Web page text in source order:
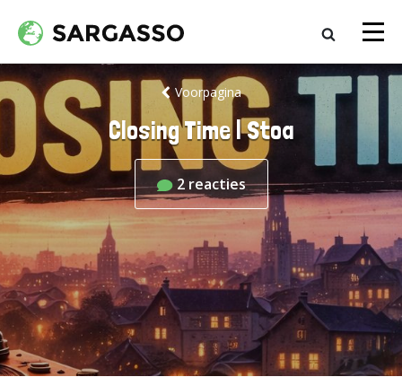
Voorpagina
Closing Time | Stoa
2 reacties